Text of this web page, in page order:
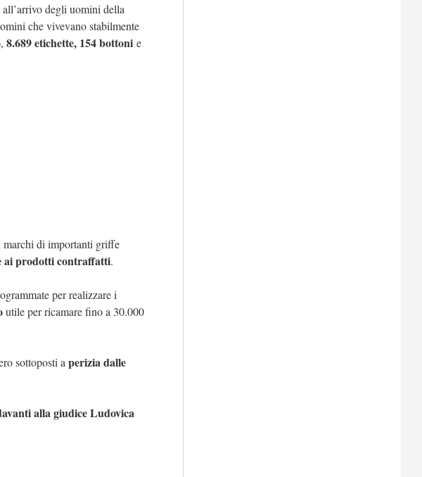
all’arrivo degli uomini della
che vivevano stabilmente
, 8.689 etichette, 154 bottoni e
marchi di importanti griffe
ai prodotti contraffatti.
per realizzare i
utile per ricamare fino a 30.000
sottoposti aperizia dalle
alla giudice Ludovica